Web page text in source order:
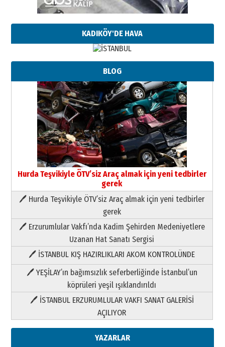
KADIKÖY'DE HAVA
BLOG
Hurda Teşvikiyle ÖTV’siz Araç almak için yeni tedbirler
gerek
🖊 Hurda Teşvikiyle ÖTV’siz Araç almak için yeni tedbirler
gerek
🖊 Erzurumlular Vakfı’nda Kadim Şehirden Medeniyetlere
Uzanan Hat Sanatı Sergisi
🖊 İSTANBUL KIŞ HAZIRLIKLARI AKOM KONTROLÜNDE
🖊 YEŞİLAY’ın bağımsızlık seferberliğinde İstanbul’un
köprüleri yeşil ışıklandırıldı
🖊 İSTANBUL ERZURUMLULAR VAKFI SANAT GALERİSİ
AÇILIYOR
YAZARLAR
Paranın Aile Kültüründeki Yeri
03 Ağustos 2026 Pazartesi
Yıldırım Gündoğdu
HAVVA’NIN ÜÇ KIZI
09 Temmuz 2026 Perşembe
Yusuf POLAT
Şampiyonluk Sebahattin Şirin’e
yazar
11 Mayıs 2026 Pazartesi